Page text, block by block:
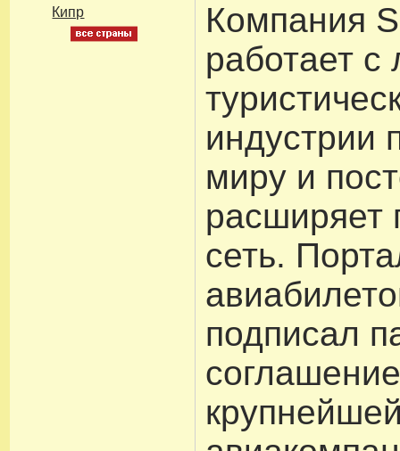
Кипр
Компания
работает
индустрии
миру и
расширяет
сеть.
подписал